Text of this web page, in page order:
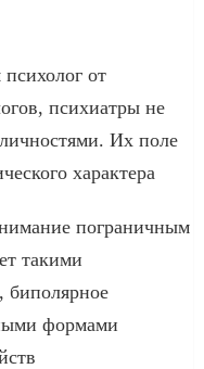
от
психиатры не
Их поле
характера
пограничным
такими
биполярное
формами